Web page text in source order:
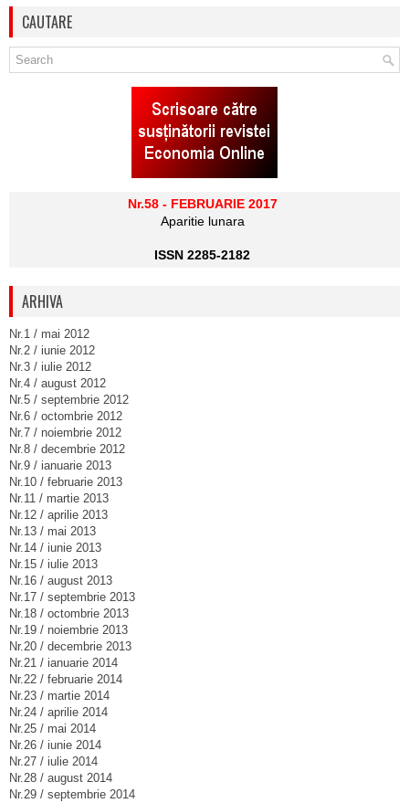
CAUTARE
Nr.58 - FEBRUARIE 2017
Aparitie lunara
ISSN 2285-2182
ARHIVA
Nr.1 / mai 2012
Nr.2 / iunie 2012
Nr.3 / iulie 2012
Nr.4 / august 2012
Nr.5 / septembrie 2012
Nr.6 / octombrie 2012
Nr.7 / noiembrie 2012
Nr.8 / decembrie 2012
Nr.9 / ianuarie 2013
Nr.10 / februarie 2013
Nr.11 / martie 2013
Nr.12 / aprilie 2013
Nr.13 / mai 2013
Nr.14 / iunie 2013
Nr.15 / iulie 2013
Nr.16 / august 2013
Nr.17 / septembrie 2013
Nr.18 / octombrie 2013
Nr.19 / noiembrie 2013
Nr.20 / decembrie 2013
Nr.21 / ianuarie 2014
Nr.22 / februarie 2014
Nr.23 / martie 2014
Nr.24 / aprilie 2014
Nr.25 / mai 2014
Nr.26 / iunie 2014
Nr.27 / iulie 2014
Nr.28 / august 2014
Nr.29 / septembrie 2014